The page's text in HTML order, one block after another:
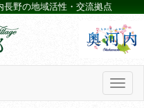
野の地域活性・交流拠点